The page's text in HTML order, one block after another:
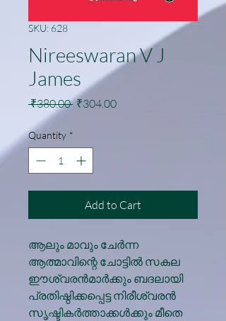
SKU: 628
Nireeswaran V J
James
₹380.00 Regular
₹304.00Sale
Quantity *
Add to Cart
ആലും മാവും ചേർന്ന
ആത്മാവിന്റെ ചോട്ടിൽ സകല
ഈശ്വരൻമാർക്കും ബദലായി
പ്രതിഷ്ഠിക്കപ്പെട്ട നിരീശ്വരൻ
സൃഷ്ടികർത്താക്കൾക്കും മീതെ